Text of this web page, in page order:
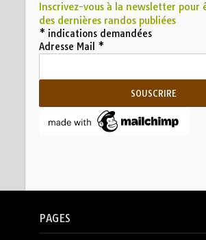
Inscrivez-vous à la newsletter
des dernières randos publiées
* indications demandées
Adresse Mail *
PAGES